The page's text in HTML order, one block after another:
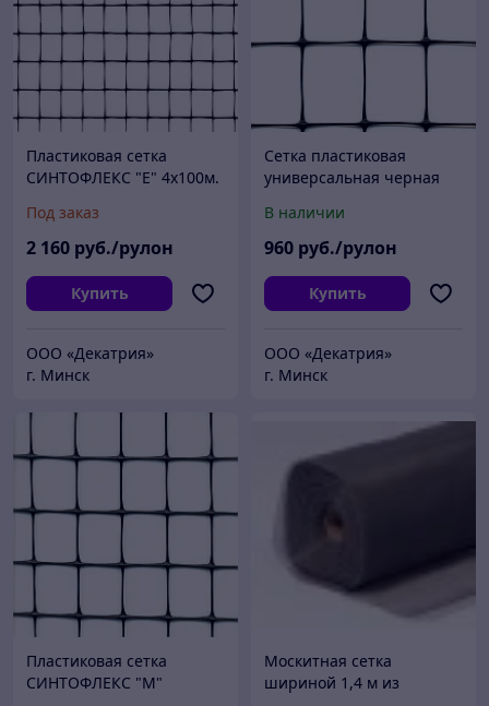
Пластиковая сетка
СИНТОФЛЕКС "E" 4х100м.
Под заказ
2 160 руб./рулон
Купить
ООО «Декатрия»
г. Минск
Сетка пластиковая
универсальная черная
4х100м
В наличии
960 руб./рулон
Купить
ООО «Декатрия»
г. Минск
Пластиковая сетка
СИНТОФЛЕКС "М"
Москитная сетка
шириной 1,4 м из